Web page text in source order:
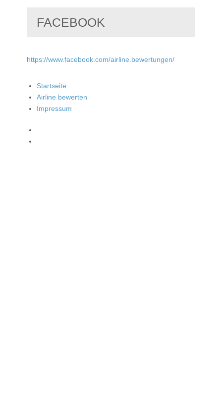
FACEBOOK
https://www.facebook.com/airline.bewertungen/
Startseite
Airline bewerten
Impressum